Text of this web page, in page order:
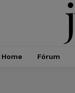
Home Fórum